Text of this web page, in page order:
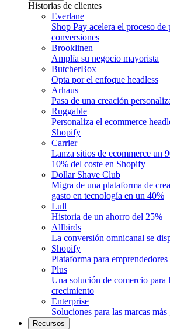
Historias de clientes
Everlane
Shop Pay acelera el proceso de
conversiones
Brooklinen
Amplía su negocio mayorista
ButcherBox
Opta por el enfoque headless
Arhaus
Pasa de una creación
Ruggable
Personaliza el ecommerce
Shopify
Carrier
Lanza sitios de ecommerce un
10% del coste en Shopify
Dollar Shave Club
Migra de una plataforma de
gasto en tecnología en un 40%
Lull
Historia de un ahorro del 25%
Allbirds
La conversión omnicanal se
Shopify
Plataforma para
Plus
Una solución de comercio para
crecimiento
Enterprise
Soluciones para las marcas
Recursos